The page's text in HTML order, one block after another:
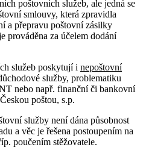
poštovních služeb, ale jedná se
smlouvy, která zpravidla
a přepravu poštovní zásilky
prováděna za účelem dodání
služeb poskytují i nepoštovní
služby, problematiku
nebo např. finanční či bankovní
poštou, s.p.
služby není dána působnost
a věc je řešena postoupením na
poučením stěžovatele.